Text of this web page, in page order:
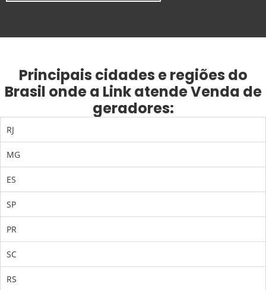
Principais cidades e regiões do
Brasil onde a Link atende Venda de
geradores:
RJ
MG
ES
SP
PR
SC
RS